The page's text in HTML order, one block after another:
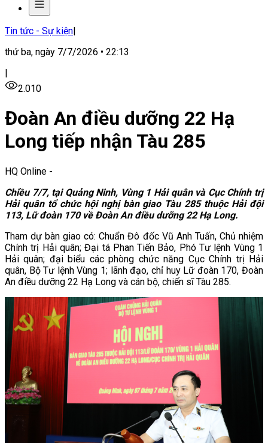
Tin tức - Sự kiện|
thứ ba, ngày 7/7/2026 • 22:13
|
2.010
Đoàn An điều dưỡng 22 Hạ
Long tiếp nhận Tàu 285
HQ Online -
Chiều 7/7, tại Quảng Ninh, Vùng 1 Hải quân và Cục Chính trị
Hải quân tổ chức hội nghị bàn giao Tàu 285 thuộc Hải đội
113, Lữ đoàn 170 về Đoàn An điều dưỡng 22 Hạ Long.
Tham dự bàn giao có: Chuẩn Đô đốc Vũ Anh Tuấn, Chủ nhiệm
Chính trị Hải quân; Đại tá Phan Tiến Bảo, Phó Tư lệnh Vùng 1
Hải quân; đại biểu các phòng chức năng Cục Chính trị Hải
quân, Bộ Tư lệnh Vùng 1; lãnh đạo, chỉ huy Lữ đoàn 170, Đoàn
An điều dưỡng 22 Hạ Long và cán bộ, chiến sĩ Tàu 285.